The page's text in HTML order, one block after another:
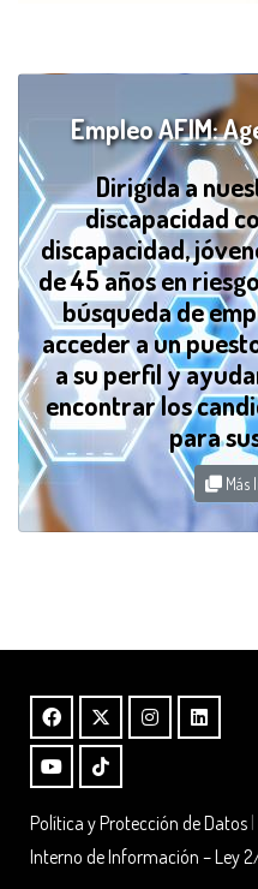
Empleo AFIM:
Dirigida a
discapacidad
discapacidad,
de 45 años en
búsqueda de
acceder a un
a su perfil y
encontrar los
para
Más
Política y Protección de Datos
Interno de Información – Ley